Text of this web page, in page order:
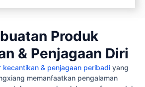
Produk
& Penjagaan Diri
kecantikan & penjagaan peribadiyang
memanfaatkan pengalaman